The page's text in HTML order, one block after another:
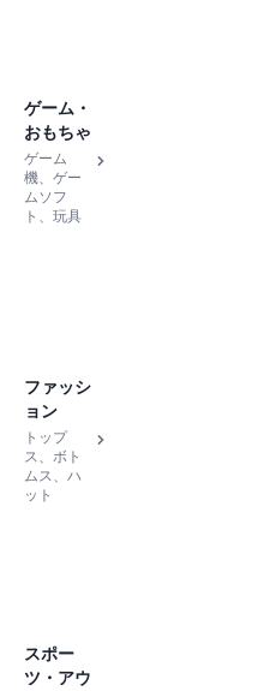
ゲーム・
おもちゃ
ゲーム
機、ゲー
ムソフ
ト、玩具
ファッシ
ョン
トップ
ス、ボト
ムス、ハ
ット
スポー
ツ・アウ